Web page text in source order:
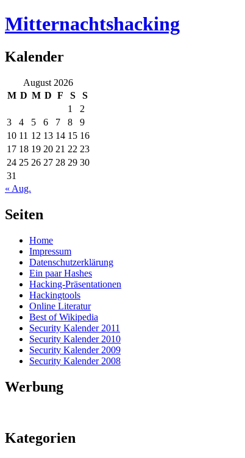
Mitternachtshacking
Kalender
August 2026
M D M D F S
S
1
2
3
4 5 6 7 8
9
10 11 12 13 14 15 16
17 18 19 20 21 22 23
24 25 26 27 28 29 30
31
« Aug.
Seiten
Home
Impressum
Datenschutzerklärung
Ein paar Hashes
Hacking-Präsentationen
Hackingtools
Online Literatur
Best of Wikipedia
Security Kalender 2011
Security Kalender 2010
Security Kalender 2009
Security Kalender 2008
Werbung
Kategorien